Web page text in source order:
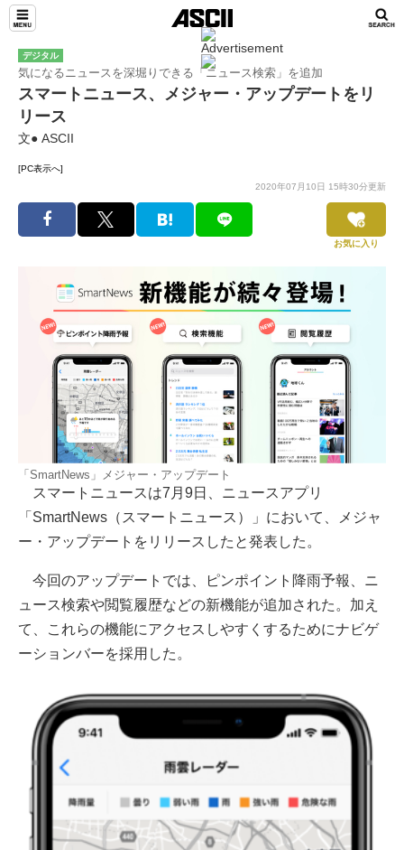
デジタル
気になるニュースを深堀りできる「ニュース検索」を追加
スマートニュース、メジャー・アップデートをリ
リース
文● ASCII
[PC表示へ]
2020年07月10日 15時30分更新
お気に入り
「SmartNews」メジャー・アップデート
スマートニュースは7月9日、ニュースアプリ
「SmartNews（スマートニュース）」において、メジャ
ー・アップデートをリリースしたと発表した。
今回のアップデートでは、ピンポイント降雨予報、ニ
ュース検索や閲覧履歴などの新機能が追加された。加え
て、これらの機能にアクセスしやすくするためにナビゲ
ーションバーを採用した。